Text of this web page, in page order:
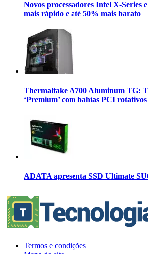
Novos processadores Intel X-Series
mais rápido e até 50% mais barato
Thermaltake A700 Aluminum TG:
‘Premium’ com bahías PCI rotativos
ADATA apresenta SSD Ultimate
Termos e condições